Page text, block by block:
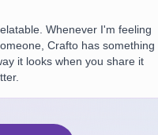
Whenever I'm feeling
Crafto has something
it looks when you share it